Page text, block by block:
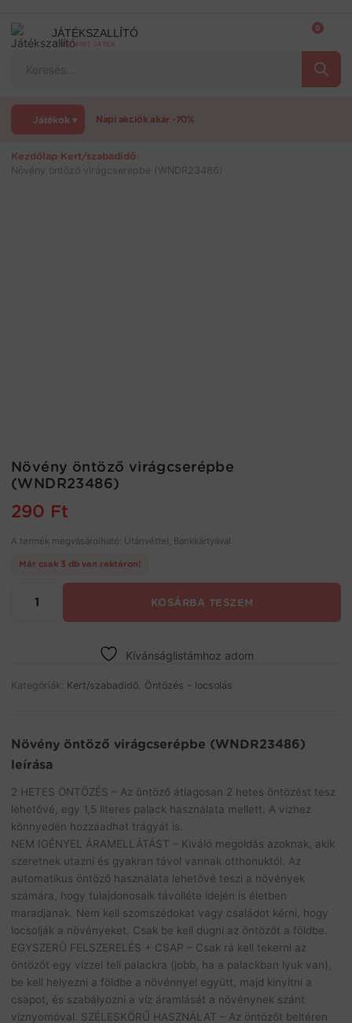
tartalomraJÁTÉKSZALLÍTÓ
TÖBB MINT JÁTÉK
search
0
Játékok ▾ Napi akciók akár -70%
Kezdőlap Kert/szabadidő
Növény öntöző virágcserépbe (WNDR23486)
Növény öntöző virágcserépbe
(WNDR23486)
290 Ft
A termék megvásárolható: Utánvéttel, Bankkártyával
Már csak 3 db van raktáron!
öntöző
virágcserépbe
KOSÁRBA TESZEM
Kívánságlistámhoz adom
Kategóriák: Kert/szabadidő, Öntözés - locsolás
Növény öntöző virágcserépbe (WNDR23486)
leírása
2 HETES ÖNTÖZÉS – Az öntöző átlagosan 2 hetes öntözést tesz
lehetővé, egy 1,5 literes palack használata mellett. A vízhez
könnyedén hozzáadhat trágyát is.
NEM IGÉNYEL ÁRAMELLÁTÁST – Kiváló megoldás azoknak, akik
szeretnek utazni és gyakran távol vannak otthonuktól. Az
automatikus öntöző használata lehetővé teszi a növények
számára, hogy tulajdonosaik távolléte idején is életben
maradjanak. Nem kell szomszédokat vagy családot kérni, hogy
locsolják a növényeket. Csak be kell dugni az öntözőt a földbe.
EGYSZERŰ FELSZERELÉS + CSAP – Csak rá kell tekerni az
öntözőt egy vízzel teli palackra (jobb, ha a palackban lyuk van),
be kell helyezni a földbe a növénnyel együtt, majd kinyitni a
csapot, és szabályozni a víz áramlását a növénynek szánt
víznyomóval. SZÉLESKÖRŰ HASZNÁLAT – Az öntözőt beltéren